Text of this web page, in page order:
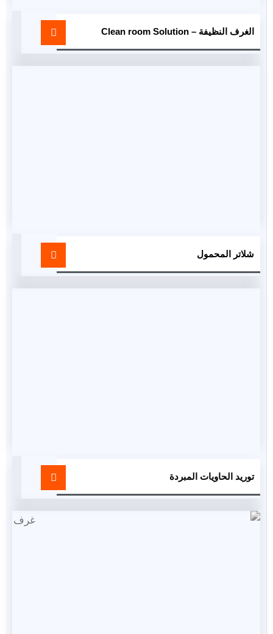
الغرف النظيفة – Clean room Solution
شلاتر المحمول
توريد الحاويات المبردة